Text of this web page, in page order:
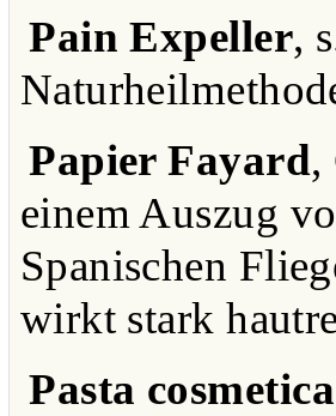
Pain Expeller,
Papier Fayard,
einem Auszug
Spanischen
wirkt stark
Pasta cosmetica